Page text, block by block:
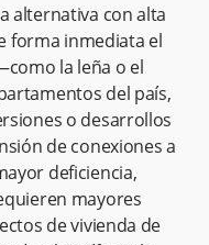
alternativa con alta
forma inmediata el
la leña o el
del país,
o desarrollos
de conexiones a
deficiencia,
mayores
de vivienda de